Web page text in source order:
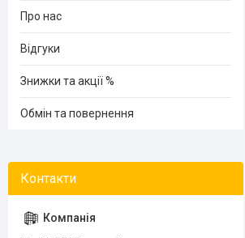
Про нас
Відгуки
Знижки та акції %
Обмін та повернення